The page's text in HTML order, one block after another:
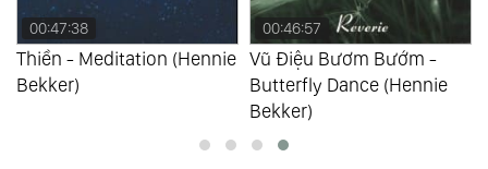
00:47:38
Thiền - Meditation (Hennie
Bekker)
00:46:57
Vũ Điệu Bươm Bướm -
Butterfly Dance (Hennie
Bekker)